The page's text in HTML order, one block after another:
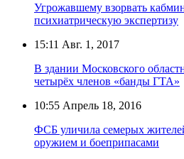
Угрожавшему взорвать
психиатрическую экспертизу
15:11 Авг. 1, 2017
В здании Московского
четырёх членов «банды ГТА»
10:55 Апрель 18, 2016
ФСБ уличила семерых
оружием и боеприпасами